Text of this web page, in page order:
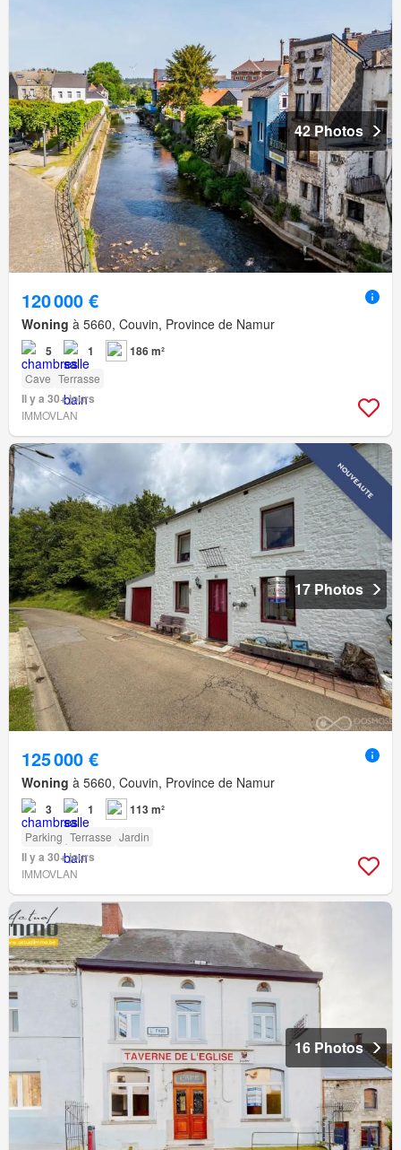
42 Photos
120 000 €
Woning à 5660, Couvin, Province de Namur
5 1 186 m²
Cave Terrasse
Il y a 30+ jours
IMMOVLAN
17 Photos
125 000 €
Woning à 5660, Couvin, Province de Namur
3 1 113 m²
Parking Terrasse Jardin
Il y a 30+ jours
IMMOVLAN
16 Photos